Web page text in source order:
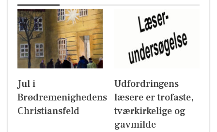
Jul i
Brødremenighedens
Christiansfeld
Udfordringens
læsere er trofaste,
tværkirkelige og
gavmilde